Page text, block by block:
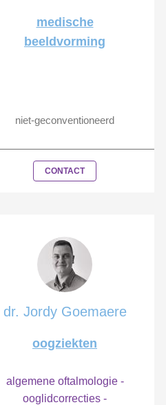
medische
beeldvorming
niet-geconventioneerd
CONTACT
dr. Jordy Goemaere
oogziekten
algemene oftalmologie -
ooglidcorrecties -